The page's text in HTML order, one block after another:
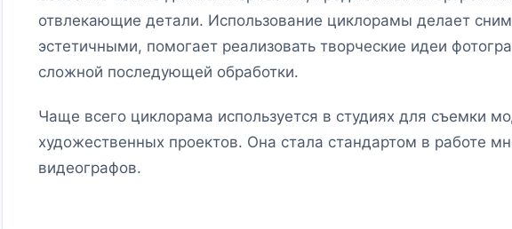
отвлекающие детали. Использование циклорамы делает
эстетичными, помогает реализовать творческие идеи
сложной последующей обработки.
Чаще всего циклорама используется в студиях для съемки
художественных проектов. Она стала стандартом в работе
видеографов.